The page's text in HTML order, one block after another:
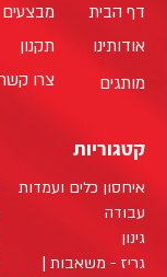
מבצעים
תקנון
צרו קשר
דף הבית
אודותינו
מותגים
קטגוריות
איחסון כלים ועמדות
עבודה
גינון
גריז - משאבות |